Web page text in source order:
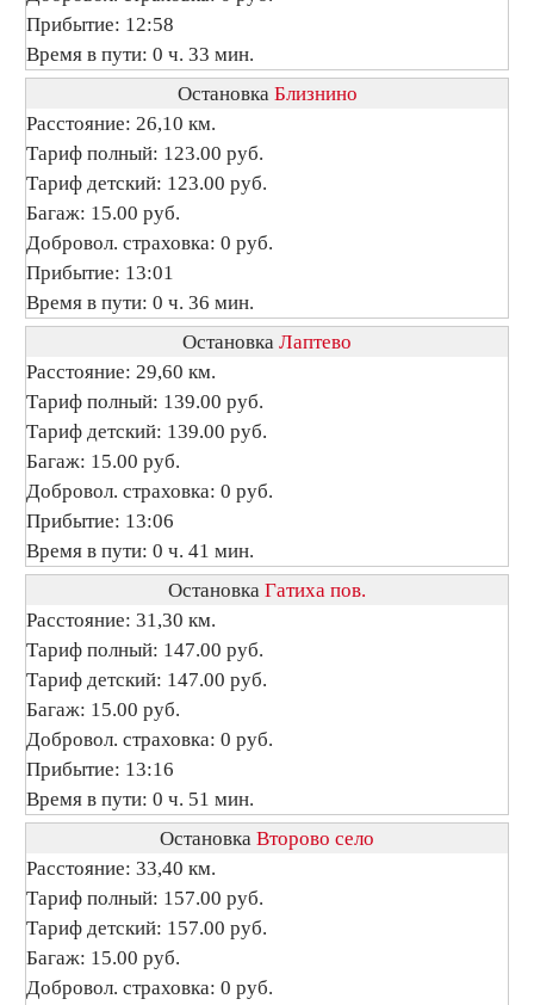
Прибытие: 12:58
Время в пути: 0 ч. 33 мин.
Остановка Близнино
Расстояние: 26,10 км.
Тариф полный: 123.00 руб.
Тариф детский: 123.00 руб.
Багаж: 15.00 руб.
Добровол. страховка: 0 руб.
Прибытие: 13:01
Время в пути: 0 ч. 36 мин.
Остановка Лаптево
Расстояние: 29,60 км.
Тариф полный: 139.00 руб.
Тариф детский: 139.00 руб.
Багаж: 15.00 руб.
Добровол. страховка: 0 руб.
Прибытие: 13:06
Время в пути: 0 ч. 41 мин.
Остановка Гатиха пов.
Расстояние: 31,30 км.
Тариф полный: 147.00 руб.
Тариф детский: 147.00 руб.
Багаж: 15.00 руб.
Добровол. страховка: 0 руб.
Прибытие: 13:16
Время в пути: 0 ч. 51 мин.
Остановка Второво село
Расстояние: 33,40 км.
Тариф полный: 157.00 руб.
Тариф детский: 157.00 руб.
Багаж: 15.00 руб.
Добровол. страховка: 0 руб.